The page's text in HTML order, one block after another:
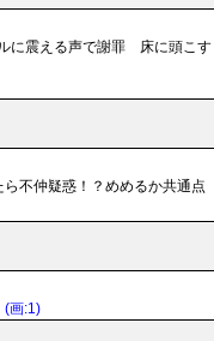
に震える声で謝罪 床に頭こす
ら不仲疑惑！？めめるか共通点
(画:1)